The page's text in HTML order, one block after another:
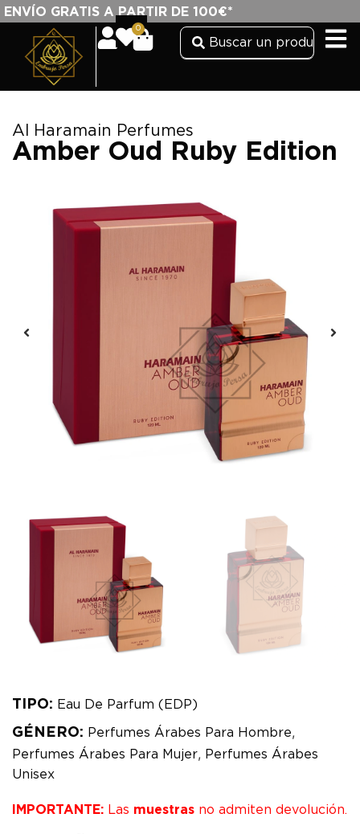
ENVÍO GRATIS A PARTIR DE 100€*
0
Al Haramain Perfumes
Amber Oud Ruby Edition
TIPO: Eau De Parfum (EDP)
GÉNERO: Perfumes Árabes Para Hombre,
Perfumes Árabes Para Mujer, Perfumes Árabes
Unisex
IMPORTANTE: Las muestras no admiten devolución.